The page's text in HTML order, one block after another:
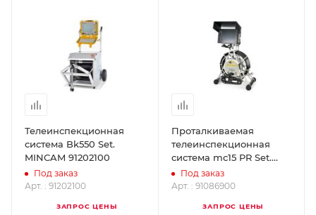
Телеинспекционная
система Bk550 Set.
MINCAM 91202100
Под заказ
Арт. : 91202100
ЗАПРОС ЦЕНЫ
Проталкиваемая
телеинспекционная
система mc15 PR Set.
MINCAM 91086900
Под заказ
Арт. : 91086900
ЗАПРОС ЦЕНЫ